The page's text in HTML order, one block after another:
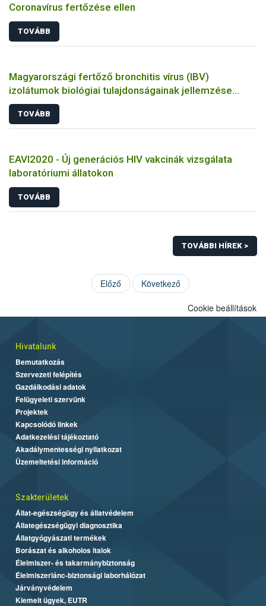
Coronavírus fertőzése ellen
TOVÁBB
Magyarországi fertőző bronchitis vírus (IBV)
izolátumok biológiai tulajdonságainak jellemzése
állatkísérletes és molekuláris biológiai eszközökkel
TOVÁBB
EAVI2020 - Új generációs HIV vakcinák vizsgálata
laboratóriumi állatokon
TOVÁBB
TOVÁBBI HÍREK >
Előző Következő
Cookie beállítások
Hivatalunk
Bemutatkozás
Szervezeti felépítés
Gazdálkodási adatok
Felügyeleti szervünk
Projektek
Kapcsolódó linkek
Adatkezelési tájékoztató
Akadálymentességi nyilatkozat
Üzemeltetési információ
Szakterületek
Állat-egészségügy és állatvédelem
Állategészségügyi diagnosztika
Állatgyógyászati termékek
Borászat és alkoholos italok
Élelmiszer- és takarmánybiztonság
Élelmiszerlánc-biztonsági laborhálózat
Járványvédelem
Kiemelt ügyek, EUTR